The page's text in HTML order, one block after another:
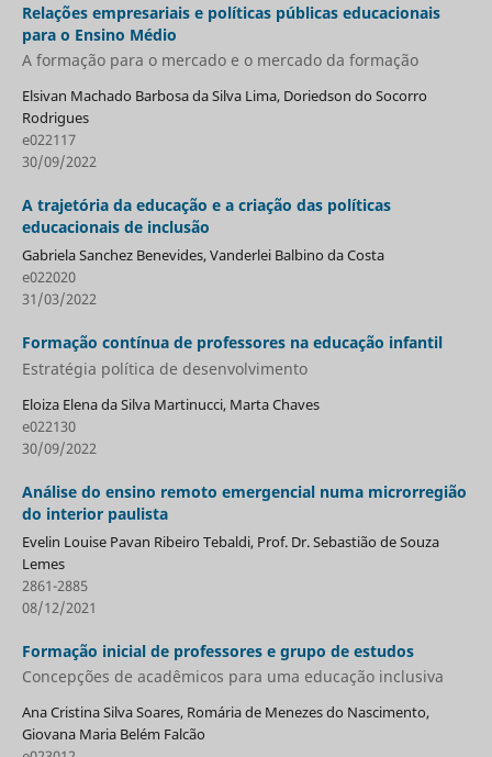
Relações empresariais e políticas públicas educacionais
para o Ensino Médio
A formação para o mercado e o mercado da formação
Elsivan Machado Barbosa da Silva Lima, Doriedson do Socorro
Rodrigues
e022117
30/09/2022
A trajetória da educação e a criação das políticas
educacionais de inclusão
Gabriela Sanchez Benevides, Vanderlei Balbino da Costa
e022020
31/03/2022
Formação contínua de professores na educação infantil
Estratégia política de desenvolvimento
Eloiza Elena da Silva Martinucci, Marta Chaves
e022130
30/09/2022
Análise do ensino remoto emergencial numa microrregião
do interior paulista
Evelin Louise Pavan Ribeiro Tebaldi, Prof. Dr. Sebastião de Souza
Lemes
2861-2885
08/12/2021
Formação inicial de professores e grupo de estudos
Concepções de acadêmicos para uma educação inclusiva
Ana Cristina Silva Soares, Romária de Menezes do Nascimento,
Giovana Maria Belém Falcão